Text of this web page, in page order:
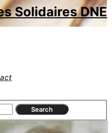
Solidaires DNE